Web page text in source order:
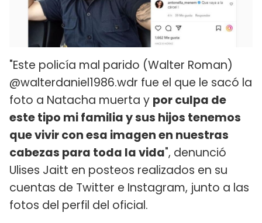
"Este policía mal parido (Walter Roman)
@walterdaniel1986.wdr fue el que le sacó la
foto a Natacha muerta y por culpa de
este tipo mi familia y sus hijos tenemos
que vivir con esa imagen en nuestras
cabezas para toda la vida", denunció
Ulises Jaitt en posteos realizados en su
cuentas de Twitter e Instagram, junto a las
fotos del perfil del oficial.